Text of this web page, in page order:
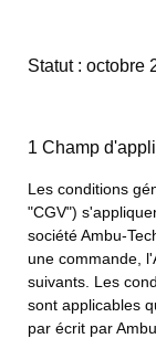
Statut : octobre
1 Champ
Les conditions
"CGV")
société Ambu-
une commande,
suivants. Les
sont applicables
par écrit par